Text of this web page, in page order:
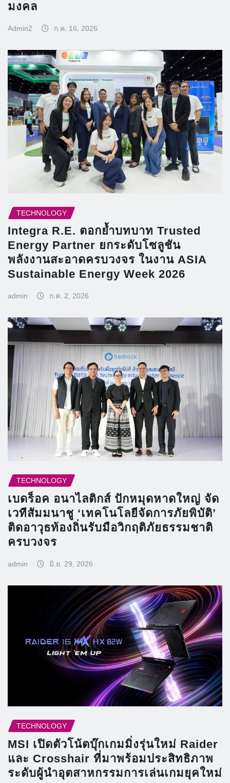
มงคล
Admin2 ก.ค. 16, 2026
TECHNOLOGY
Integra R.E. ตอกย้ำบทบาท Trusted
Energy Partner ยกระดับโซลูชัน
พลังงานสะอาดครบวงจร ในงาน ASIA
Sustainable Energy Week 2026
admin ก.ค. 2, 2026
TECHNOLOGY
เบดร็อค อนาไลติกส์ ปักหมุดหาดใหญ่ จัด
เวทีสัมมนาชู ‘เทคโนโลยีจัดการภัยพิบัติ’
ติดอาวุธท้องถิ่นรับมือวิกฤติภัยธรรมชาติ
ครบวงจร
admin มิ.ย. 29, 2026
TECHNOLOGY
MSI เปิดตัวโน้ตบุ๊กเกมมิ่งรุ่นใหม่ Raider
และ Crosshair ที่มาพร้อมประสิทธิภาพ
ระดับผู้นำอุตสาหกรรมการเล่นเกมยุคใหม่